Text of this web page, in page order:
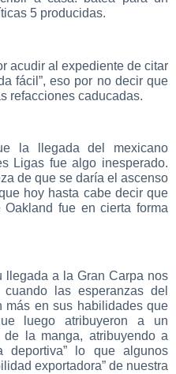
5 producidas.
acudir al expediente de citar
fácil”, eso por no decir que
refacciones caducadas.
la llegada del mexicano
Ligas fue algo inesperado.
de que se daría el ascenso
hoy hasta cabe decir que
fue en cierta forma
llegada a la Gran Carpa nos
las esperanzas del
más en sus habilidades que
luego atribuyeron a un
de la manga, atribuyendo a
deportiva” lo que algunos
exportadora” de nuestra